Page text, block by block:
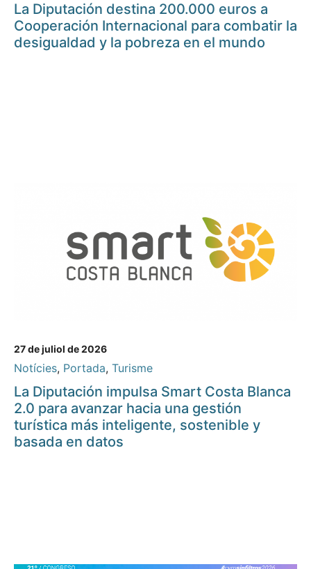
La Diputación destina 200.000 euros a
Cooperación Internacional para combatir la
desigualdad y la pobreza en el mundo
27 de juliol de 2026
Notícies, Portada, Turisme
La Diputación impulsa Smart Costa Blanca
2.0 para avanzar hacia una gestión
turística más inteligente, sostenible y
basada en datos